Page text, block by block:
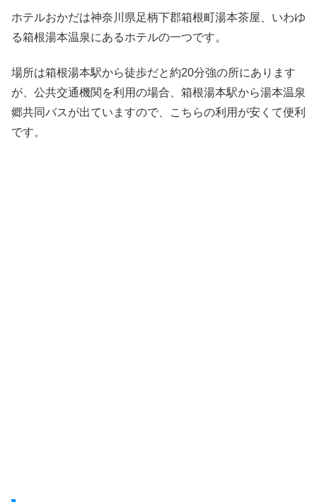
ホテルおかだは神奈川県足柄下郡箱根町湯本茶屋、いわゆ
る箱根湯本温泉にあるホテルの一つです。
場所は箱根湯本駅から徒歩だと約20分強の所にあります
が、公共交通機関を利用の場合、箱根湯本駅から湯本温泉
郷共同バスが出ていますので、こちらの利用が安くて便利
です。